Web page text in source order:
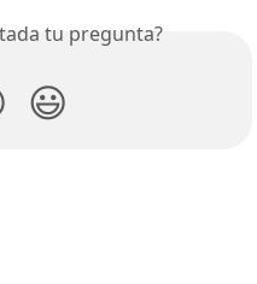
tu pregunta?
😃